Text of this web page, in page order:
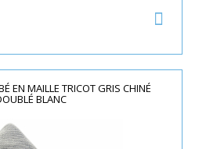
EN MAILLE TRICOT GRIS CHINÉ
BLANC